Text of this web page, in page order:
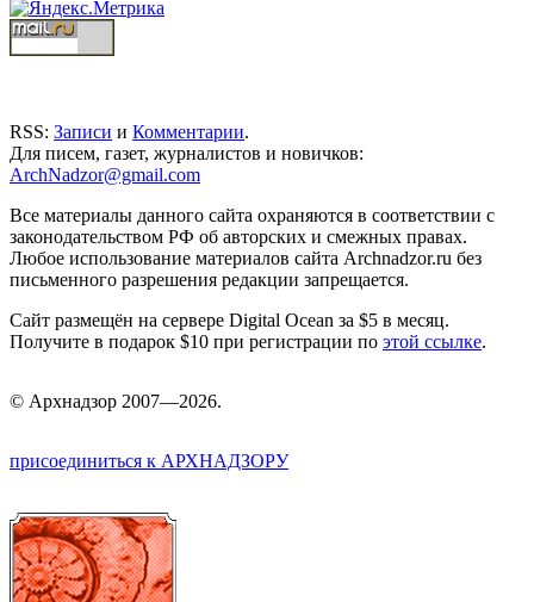
RSS: Записи и Комментарии.
Для писем, газет, журналистов и новичков:
ArchNadzor@gmail.com
Все материалы данного сайта охраняются в соответствии с
законодательством РФ об авторских и смежных правах.
Любое использование материалов сайта Archnadzor.ru без
письменного разрешения редакции запрещается.
Сайт размещён на сервере Digital Ocean за $5 в месяц.
Получите в подарок $10 при регистрации по этой ссылке.
© Архнадзор 2007—2026.
присоединиться к АРХНАДЗОРУ